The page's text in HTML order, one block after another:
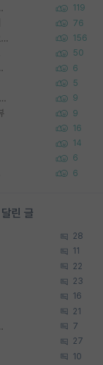
갑니다. 안타깝네요. 119
76
석사입학예정생 분들! 제발 어느 정도 각오는 하고 오세요. 156
50
돌리는걸까요? 6
5
SSH 박사과정을 그만두고 지방대 박사로 옮기면 교수의 꿈은 끝일까요? 9
9
16
14
6
6
린 글
28
11
22
23
16
21
연락이 안됩니다... 7
27
10